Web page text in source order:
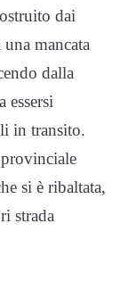
dai
mancata
dalla
essersi
in transito.
si è ribaltata,
strada